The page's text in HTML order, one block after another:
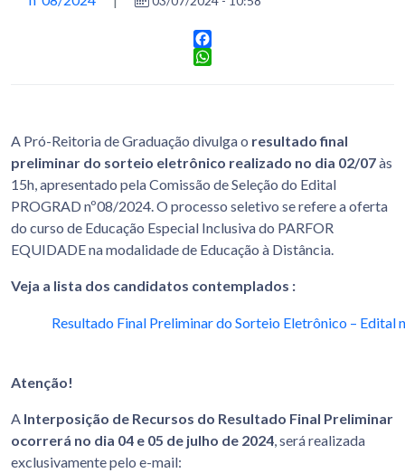
Facebook
A Pró-Reitoria de Graduação divulga o resultado final
preliminar do sorteio eletrônico realizado no dia 02/07às
15h, apresentado pela Comissão de Seleção do Edital
PROGRAD nº08/2024. O processo seletivo se refere a oferta
do curso de Educação Especial Inclusiva do PARFOR
EQUIDADE na modalidade de Educação à Distância.
Veja a lista dos candidatos contemplados :
Resultado Final Preliminar do Sorteio Eletrônico – Edital
Atenção!
A Interposição de Recursos do Resultado Final Preliminar
ocorrerá no dia 04 e 05 de julho de 2024 , será realizada
exclusivamente pelo e-mail: